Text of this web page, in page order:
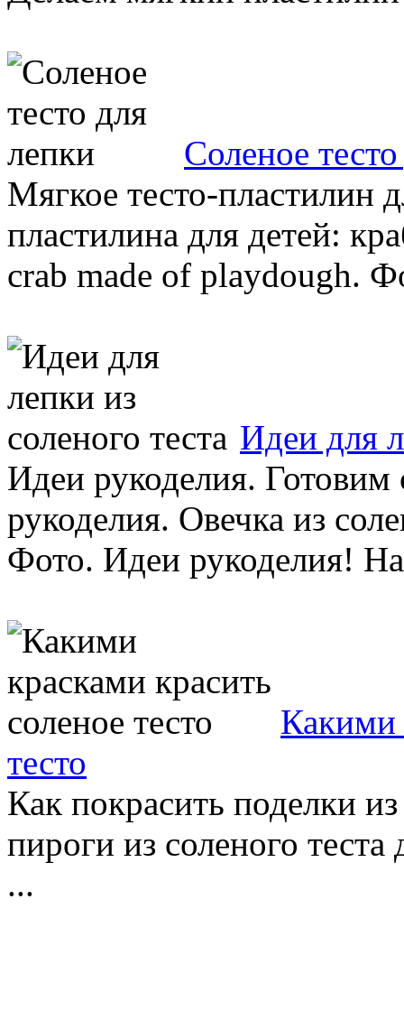
Соленое
Мягкое тесто-пластилин
пластилина для детей:
crab made of playdough.
Идеи для
Идеи рукоделия. Готовим
рукоделия. Овечка из
Фото. Идеи рукоделия!
Какими
тесто
Как покрасить поделки
пироги из соленого
...